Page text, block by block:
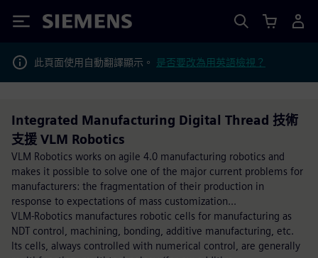
Siemens
此頁面使用自動翻譯顯示。 是否要改為用英語檢視？
Integrated Manufacturing Digital Thread 技術
支援 VLM Robotics
VLM Robotics works on agile 4.0 manufacturing robotics and
makes it possible to solve one of the major current problems for
manufacturers: the fragmentation of their production in
response to expectations of mass customization...
VLM-Robotics manufactures robotic cells for manufacturing as
NDT control, machining, bonding, additive manufacturing, etc.
Its cells, always controlled with numerical control, are generally